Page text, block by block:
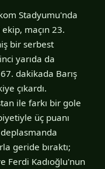
Stadyumu'nda
maçın 23.
bir serbest
yarıda da
dakikada Barış
çıkardı.
ile farkı bir gole
üç puanı
geride bıraktı;
Ferdi Kadıoğlu'nun